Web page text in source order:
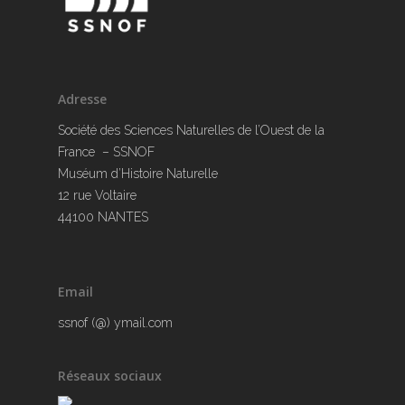
Adresse
Société des Sciences Naturelles de l’Ouest de la
France – SSNOF
Muséum d’Histoire Naturelle
12 rue Voltaire
44100 NANTES
Email
ssnof (@) ymail.com
Réseaux sociaux